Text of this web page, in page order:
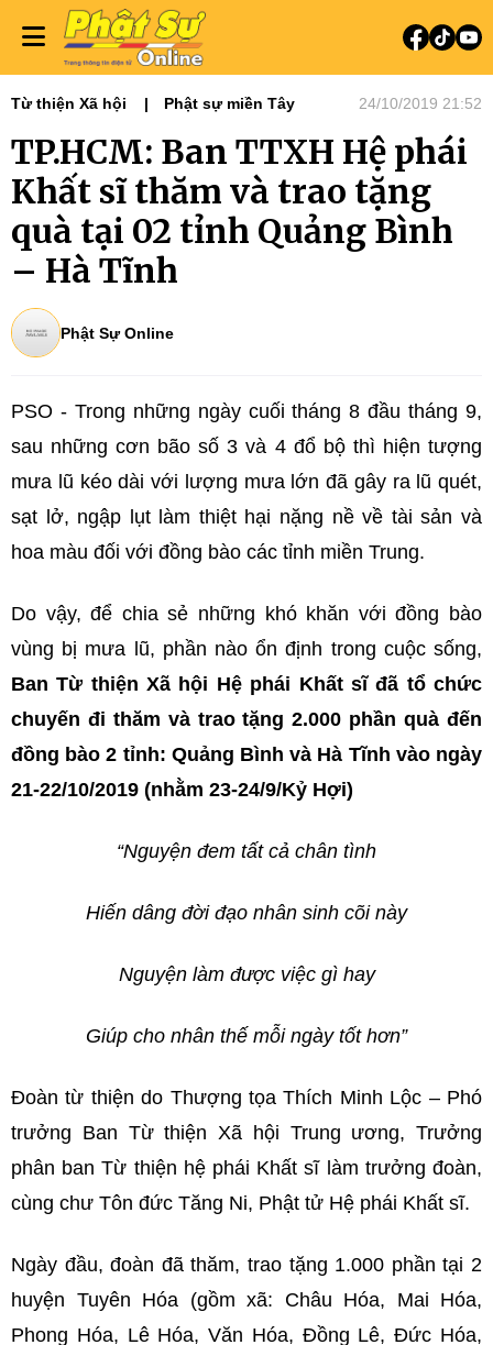
Từ thiện Xã hội Phật sự miền Tây 24/10/2019 21:52
TP.HCM: Ban TTXH Hệ phái
Khất sĩ thăm và trao tặng
quà tại 02 tỉnh Quảng Bình
– Hà Tĩnh
Phật Sự Online
PSO - Trong những ngày cuối tháng 8 đầu tháng 9,
sau những cơn bão số 3 và 4 đổ bộ thì hiện tượng
mưa lũ kéo dài với lượng mưa lớn đã gây ra lũ quét,
sạt lở, ngập lụt làm thiệt hại nặng nề về tài sản và
hoa màu đối với đồng bào các tỉnh miền Trung.
Do vậy, để chia sẻ những khó khăn với đồng bào
vùng bị mưa lũ, phần nào ổn định trong cuộc sống,
Ban Từ thiện Xã hội Hệ phái Khất sĩ đã tổ chức
chuyến đi thăm và trao tặng 2.000 phần quà đến
đồng bào 2 tỉnh: Quảng Bình và Hà Tĩnh vào ngày
21-22/10/2019 (nhằm 23-24/9/Kỷ Hợi)
“Nguyện đem tất cả chân tình
Hiến dâng đời đạo nhân sinh cõi này
Nguyện làm được việc gì hay
Giúp cho nhân thế mỗi ngày tốt hơn”
Đoàn từ thiện do Thượng tọa Thích Minh Lộc – Phó
trưởng Ban Từ thiện Xã hội Trung ương, Trưởng
phân ban Từ thiện hệ phái Khất sĩ làm trưởng đoàn,
cùng chư Tôn đức Tăng Ni, Phật tử Hệ phái Khất sĩ.
Ngày đầu, đoàn đã thăm, trao tặng 1.000 phần tại 2
huyện Tuyên Hóa (gồm xã: Châu Hóa, Mai Hóa,
Phong Hóa, Lê Hóa, Văn Hóa, Đồng Lê, Đức Hóa,